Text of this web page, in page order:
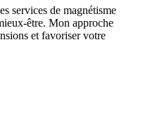
services de magnétisme
être. Mon approche
et favoriser votre